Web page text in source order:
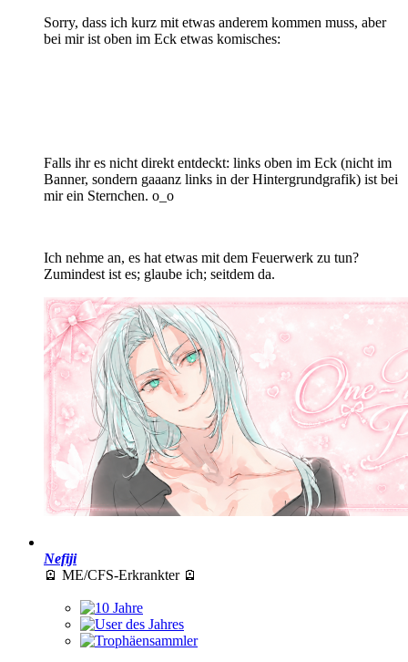
Sorry, dass ich kurz mit etwas anderem kommen muss, aber
bei mir ist oben im Eck etwas komisches:
Falls ihr es nicht direkt entdeckt: links oben im Eck (nicht im
Banner, sondern gaaanz links in der Hintergrundgrafik) ist bei
mir ein Sternchen. o_o
Ich nehme an, es hat etwas mit dem Feuerwerk zu tun?
Zumindest ist es; glaube ich; seitdem da.
Nefiji
🪫 ME/CFS-Erkrankter 🪫